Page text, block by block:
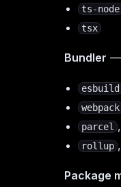
ts-node
tsx
Bundler —
esbuild
webpack
parcel ,
rollup ,
Package